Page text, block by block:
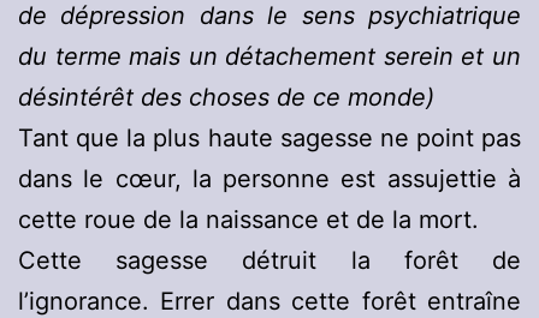
de dépression dans le sens psychiatrique
du terme mais un détachement serein et un
désintérêt des choses de ce monde)
Tant que la plus haute sagesse ne point pas
dans le cœur, la personne est assujettie à
cette roue de la naissance et de la mort.
Cette sagesse détruit la forêt de
l’ignorance. Errer dans cette forêt entraîne